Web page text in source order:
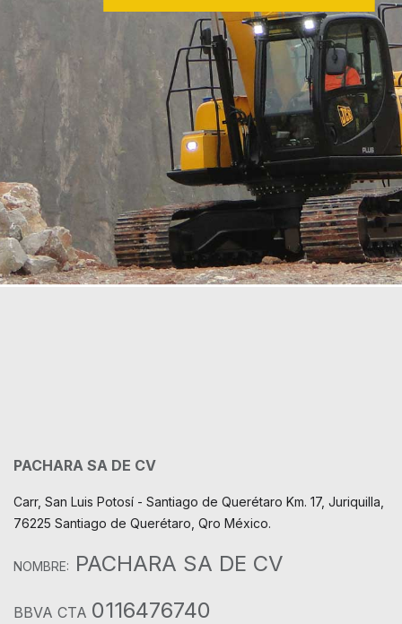
PACHARA SA DE CV
Carr, San Luis Potosí - Santiago de Querétaro Km. 17, Juriquilla,
76225 Santiago de Querétaro, Qro México.
NOMBRE: PACHARA SA DE CV
BBVA CTA 0116476740